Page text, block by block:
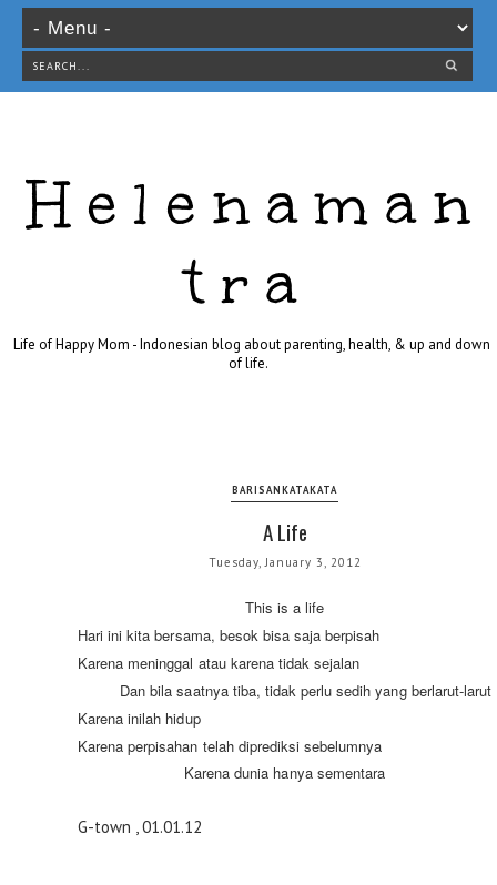
Helenaman
tra
Life of Happy Mom - Indonesian blog about parenting, health, & up and down
of life.
BARISANKATAKATA
A Life
Tuesday, January 3, 2012
This is a life
Hari ini kita bersama, besok bisa saja berpisah
Karena meninggal atau karena tidak sejalan
Dan bila saatnya tiba, tidak perlu sedih yang berlarut-larut
Karena inilah hidup
Karena perpisahan telah diprediksi sebelumnya
Karena dunia hanya sementara
G-town , 01.01.12